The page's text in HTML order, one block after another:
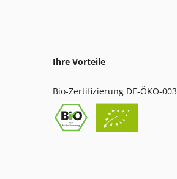
Ihre Vorteile
Bio-Zertifizierung DE-ÖKO-003